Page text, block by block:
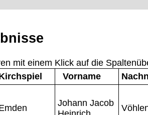
mit einem Klick auf die
Vorname
Johann Jacob